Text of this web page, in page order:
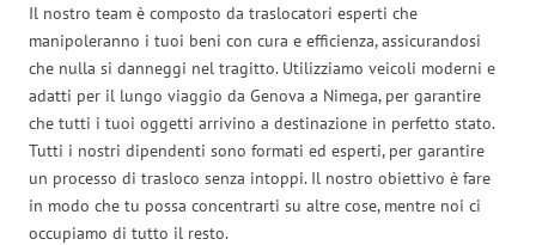
Il nostro team è composto da traslocatori esperti che
manipoleranno i tuoi beni con cura e efficienza, assicurandosi
che nulla si danneggi nel tragitto. Utilizziamo veicoli moderni e
adatti per il lungo viaggio da Genova a Nimega, per garantire
che tutti i tuoi oggetti arrivino a destinazione in perfetto stato.
Tutti i nostri dipendenti sono formati ed esperti, per garantire
un processo di trasloco senza intoppi. Il nostro obiettivo è fare
in modo che tu possa concentrarti su altre cose, mentre noi ci
occupiamo di tutto il resto.